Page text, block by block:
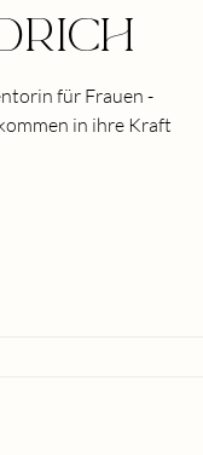
für Frauen -
in ihre Kraft